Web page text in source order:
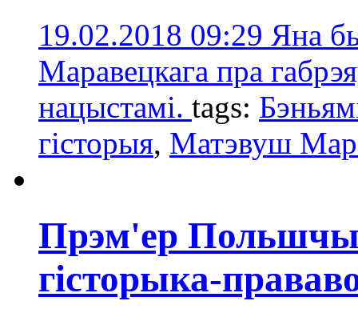
19.02.2018 09:29 Яна
Маравецкага пра
нацыстамі. tags:
гісторыя, Матэвуш
Прэм'ер Польшчы
гісторыка-